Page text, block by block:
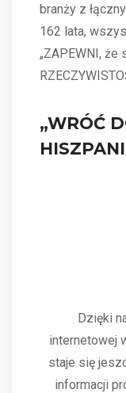
branży z
162 lata,
„ZAPEWNI, że
„WRÓĆ
Dzięki
internetowej
staje się
informacji